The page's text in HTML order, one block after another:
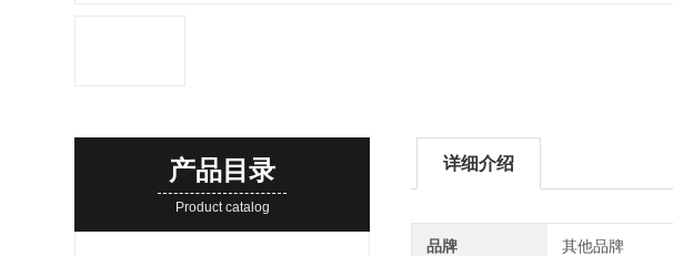
产品目录
Product catalog
详细介绍
品牌 其他品牌